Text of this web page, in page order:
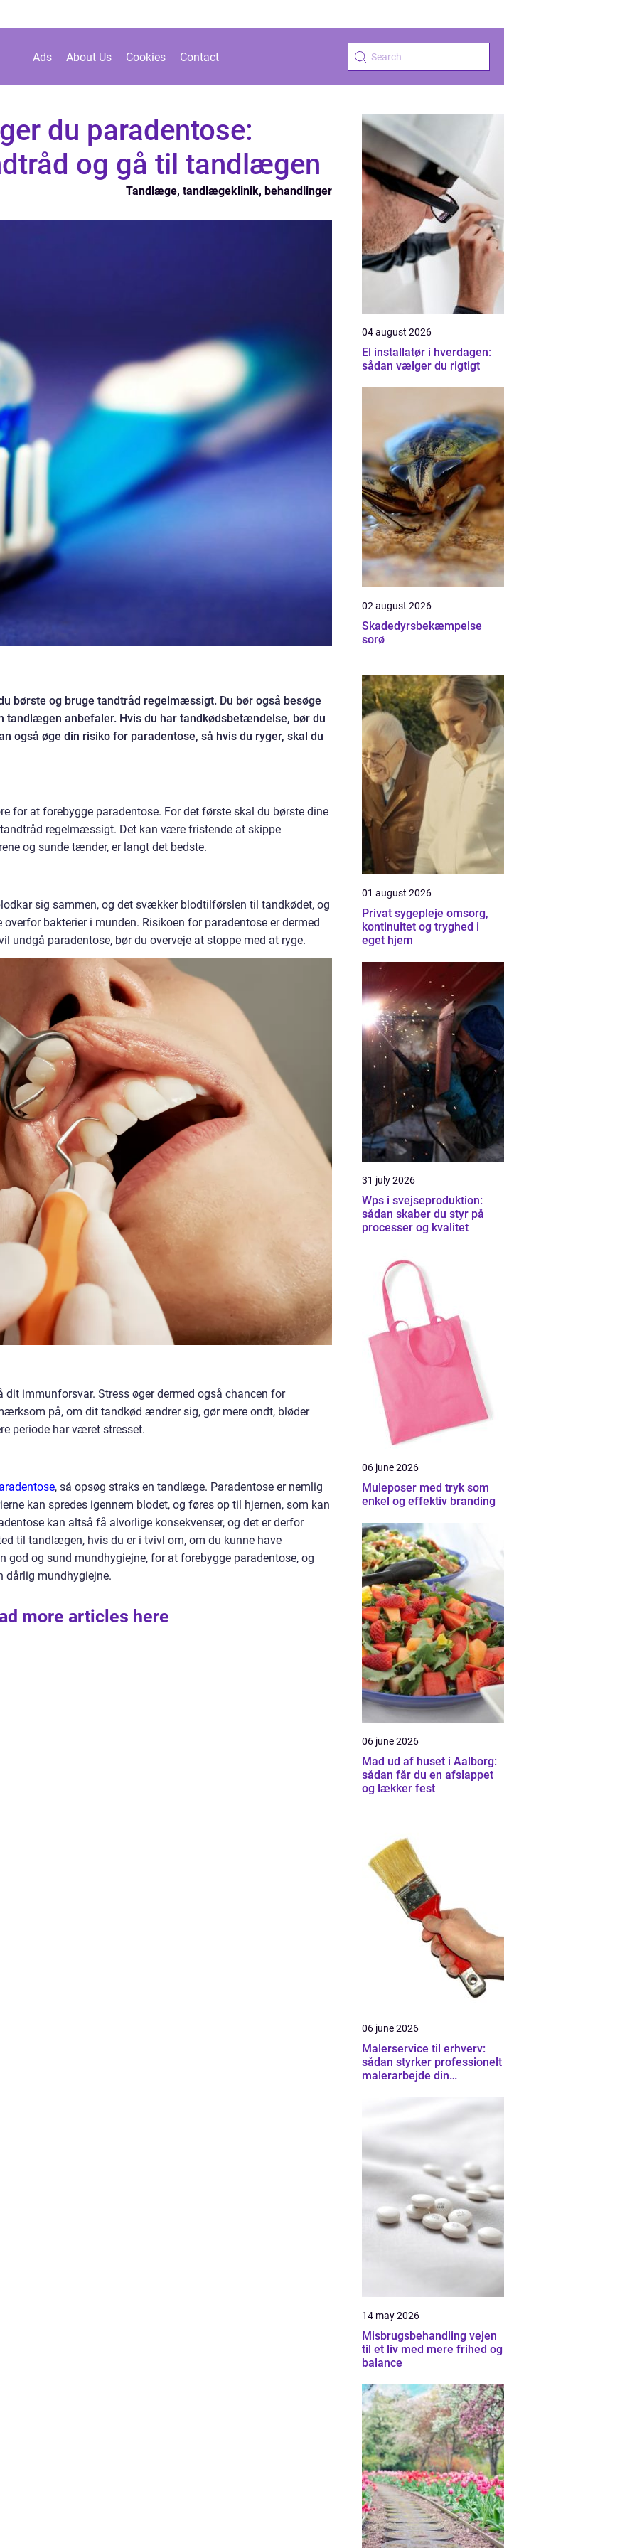
Ads About Us Cookies Contact
du paradentose:
og gå til tandlægen
Tandlæge, tandlægeklinik, behandlinger
børste og bruge tandtråd regelmæssigt. Du bør også besøge
tandlægen anbefaler. Hvis du har tandkødsbetændelse, bør du
også øge din risiko for paradentose, så hvis du ryger, skal du
for at forebygge paradentose. For det første skal du børste dine
regelmæssigt. Det kan være fristende at skippe
og sunde tænder, er langt det bedste.
sig sammen, og det svækker blodtilførslen til tandkødet, og
bakterier i munden. Risikoen for paradentose er dermed
undgå paradentose, bør du overveje at stoppe med at ryge.
immunforsvar. Stress øger dermed også chancen for
på, om dit tandkød ændrer sig, gør mere ondt, bløder
periode har været stresset.
, så opsøg straks en tandlæge. Paradentose er nemlig
kan spredes igennem blodet, og føres op til hjernen, som kan
kan altså få alvorlige konsekvenser, og det er derfor
til tandlægen, hvis du er i tvivl om, om du kunne have
god og sund mundhygiejne, for at forebygge paradentose, og
dårlig mundhygiejne.
more articles here
04 august 2026
El installatør i hverdagen:
sådan vælger du rigtigt
02 august 2026
Skadedyrsbekæmpelse
sorø
01 august 2026
Privat sygepleje omsorg,
kontinuitet og tryghed i
eget hjem
31 july 2026
Wps i svejseproduktion:
sådan skaber du styr på
processer og kvalitet
06 june 2026
Muleposer med tryk som
enkel og effektiv branding
06 june 2026
Mad ud af huset i Aalborg:
sådan får du en afslappet
og lækker fest
06 june 2026
Malerservice til erhverv:
sådan styrker professionelt
malerarbejde din
14 may 2026
Misbrugsbehandling vejen
til et liv med mere frihed og
balance